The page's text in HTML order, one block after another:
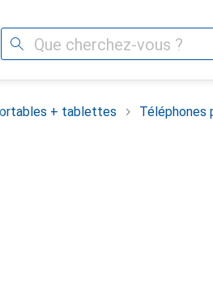
Recherche
+ tablettes Téléphones